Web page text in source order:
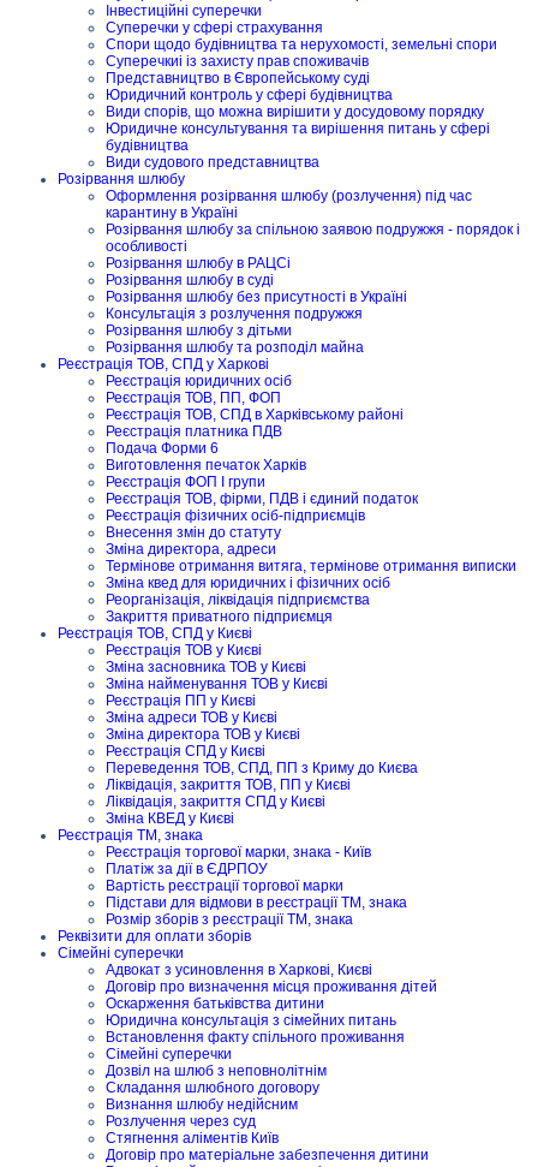
Інвестиційні суперечки
Суперечки у сфері страхування
Спори щодо будівництва та нерухомості, земельні спори
Суперечкиі із захисту прав споживачів
Представництво в Європейському суді
Юридичний контроль у сфері будівництва
Види спорів, що можна вирішити у досудовому порядку
Юридичне консультування та вирішення питань у сфері
будівництва
Види судового представництва
Розірвання шлюбу
Оформлення розірвання шлюбу (розлучення) під час
карантину в Україні
Розірвання шлюбу за спільною заявою подружжя - порядок і
особливості
Розірвання шлюбу в РАЦСі
Розірвання шлюбу в суді
Розірвання шлюбу без присутності в Україні
Консультація з розлучення подружжя
Розірвання шлюбу з дітьми
Розірвання шлюбу та розподіл майна
Реєстрація ТОВ, СПД у Харкові
Реєстрація юридичних осіб
Реєстрація ТОВ, ПП, ФОП
Реєстрація ТОВ, СПД в Харківському районі
Реєстрація платника ПДВ
Подача Форми 6
Виготовлення печаток Харків
Реєстрація ФОП I групи
Реєстрація ТОВ, фірми, ПДВ і єдиний податок
Реєстрація фізичних осіб-підприємців
Внесення змін до статуту
Зміна директора, адреси
Термінове отримання витяга, термінове отримання виписки
Зміна квед для юридичних і фізичних осіб
Реорганізація, ліквідація підприємства
Закриття приватного підприємця
Реєстрація ТОВ, СПД у Києві
Реєстрація ТОВ у Києві
Зміна засновника ТОВ у Києві
Зміна найменування ТОВ у Києві
Реєстрація ПП у Києві
Зміна адреси ТОВ у Києві
Зміна директора ТОВ у Києві
Реєстрація СПД у Києві
Переведення ТОВ, СПД, ПП з Криму до Києва
Ліквідація, закриття ТОВ, ПП у Києві
Ліквідація, закриття СПД у Києві
Зміна КВЕД у Києві
Реєстрація ТМ, знака
Реєстрація торгової марки, знака - Київ
Платіж за дії в ЄДРПОУ
Вартість реєстрації торгової марки
Підстави для відмови в реєстрації ТМ, знака
Розмір зборів з реєстрації ТМ, знака
Реквізити для оплати зборів
Сімейні суперечки
Адвокат з усиновлення в Харкові, Києві
Договір про визначення місця проживання дітей
Оскарження батьківства дитини
Юридична консультація з сімейних питань
Встановлення факту спільного проживання
Сімейні суперечки
Дозвіл на шлюб з неповнолітнім
Складання шлюбного договору
Визнання шлюбу недійсним
Розлучення через суд
Стягнення аліментів Київ
Договір про матеріальне забезпечення дитини